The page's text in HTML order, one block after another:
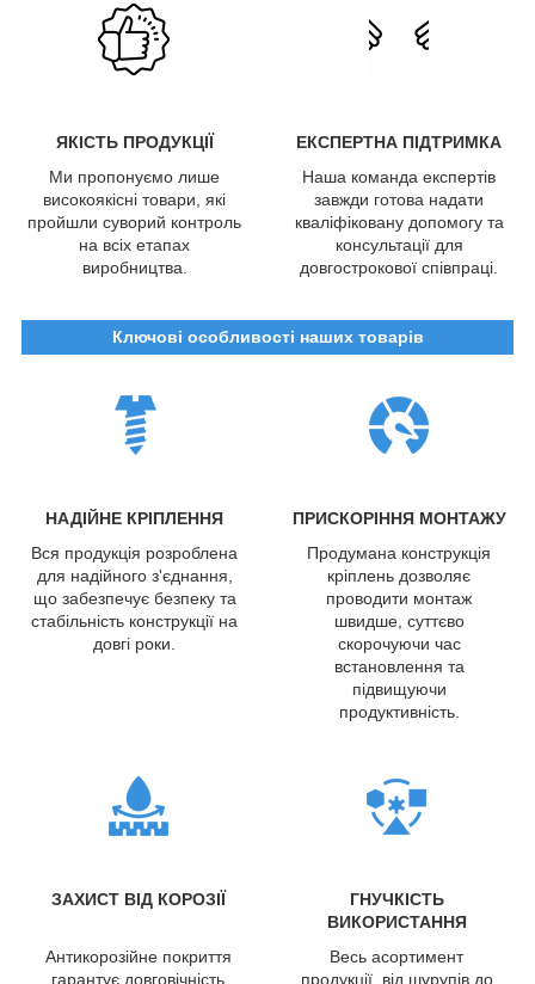
ЯКІСТЬ ПРОДУКЦІЇ
ЕКСПЕРТНА ПІДТРИМКА
Ми пропонуємо лише
високоякісні товари, які
пройшли суворий контроль
на всіх етапах
виробництва.
Наша команда експертів
завжди готова надати
кваліфіковану допомогу та
консультації для
довгострокової співпраці.
Ключові особливості наших товарів
НАДІЙНЕ КРІПЛЕННЯ
ПРИСКОРІННЯ МОНТАЖУ
Вся продукція розроблена
для надійного з'єднання,
що забезпечує безпеку та
стабільність конструкції на
довгі роки.
Продумана конструкція
кріплень дозволяє
проводити монтаж
швидше, суттєво
скорочуючи час
встановлення та
підвищуючи
продуктивність.
ЗАХИСТ ВІД КОРОЗІЇ
ГНУЧКІСТЬ
ВИКОРИСТАННЯ
Антикорозійне покриття
гарантує довговічність
Весь асортимент
продукції, від шурупів до